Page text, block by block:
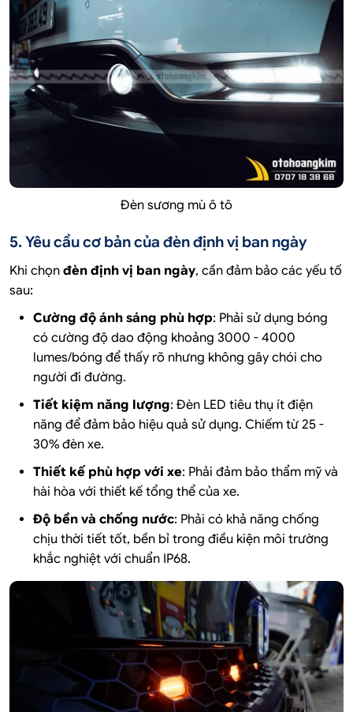
Đèn sương mù ô tô
5. Yêu cầu cơ bản của đèn định vị ban ngày
Khi chọn đèn định vị ban ngày, cần đảm bảo các yếu tố
sau:
Cường độ ánh sáng phù hợp: Phải sử dụng bóng
có cường độ dao động khoảng 3000 - 4000
lumes/bóng để thấy rõ nhưng không gây chói cho
người đi đường.
Tiết kiệm năng lượng: Đèn LED tiêu thụ ít điện
năng để đảm bảo hiệu quả sử dụng. Chiếm từ 25 -
30% đèn xe.
Thiết kế phù hợp với xe: Phải đảm bảo thẩm mỹ và
hài hòa với thiết kế tổng thể của xe.
Độ bền và chống nước: Phải có khả năng chống
chịu thời tiết tốt, bền bỉ trong điều kiện môi trường
khắc nghiệt với chuẩn IP68.